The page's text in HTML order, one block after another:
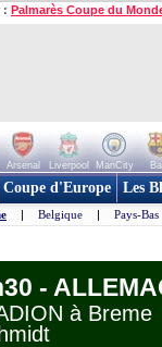
: Palmarès Coupe du
Arsenal Liverpool ManCity
Coupe d'Europe Les
| Belgique | Pays-Bas
-
à